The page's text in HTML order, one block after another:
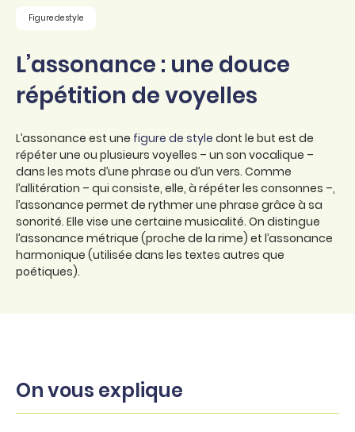
Figure de style
L’assonance : une douce
répétition de voyelles
L’assonance est une figure de style dont le but est de
répéter une ou plusieurs voyelles – un son vocalique –
dans les mots d’une phrase ou d’un vers. Comme
l’allitération – qui consiste, elle, à répéter les consonnes –,
l’assonance permet de rythmer une phrase grâce à sa
sonorité. Elle vise une certaine musicalité. On distingue
l’assonance métrique (proche de la rime) et l’assonance
harmonique (utilisée dans les textes autres que
poétiques).
On vous explique